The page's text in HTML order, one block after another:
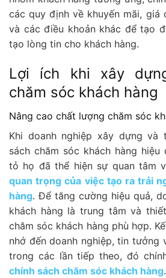
các quy định về khuyến mãi, giá
và các điều khoản khác để tạo
tạo lòng tin cho khách hàng.
Lợi ích khi xây
chăm sóc khách hàng
Nâng cao chất lượng chăm sóc
Khi doanh nghiệp xây dựng và
sách chăm sóc khách hàng hiệu
tỏ họ đã thể hiện sự quan tâm
quan trọng của việc tạo ra trải
hàng. Để tăng cường hiệu quả,
khách hàng là trung tâm và
chăm sóc khách hàng phù hợp.
nhớ đến doanh nghiệp, tin tưởng
trong các lần tiếp theo, đó
chính sách chăm sóc khách hàng.